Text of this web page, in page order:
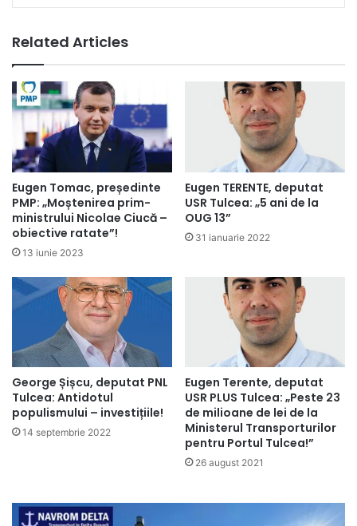
Related Articles
Eugen Tomac, președinte
PMP: „Moștenirea prim-
ministrului Nicolae Ciucă –
obiective ratate”!
13 iunie 2023
Eugen TERENTE, deputat
USR Tulcea: „5 ani de la
OUG 13”
31 ianuarie 2022
George Șișcu, deputat PNL
Tulcea: Antidotul
populismului – investițiile!
14 septembrie 2022
Eugen Terente, deputat
USR PLUS Tulcea: „Peste 23
de milioane de lei de la
Ministerul Transporturilor
pentru Portul Tulcea!”
26 august 2021